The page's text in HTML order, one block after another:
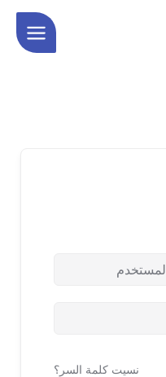
نسيت كلمة السر؟